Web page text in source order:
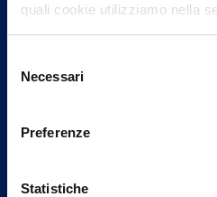
quali cookie utilizziamo nella
più su chi siamo, come può
può trovare nel footer del sito
delNecessari
Preferenze
Statistiche